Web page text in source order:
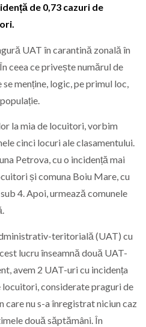
de 0,73 cazuri de
UAT în carantină zonală în
ceea ce privește numărul de
menține, logic, pe primul loc,
la mia de locuitori, vorbim
cinci locuri ale clasamentului.
Petrova, cu o incidență mai
și comuna Boiu Mare, cu
4. Apoi, urmează comunele
teritorială (UAT) cu
lucru înseamnă două UAT-
avem 2 UAT-uri cu incidența
locuitori, considerate praguri de
care nu s-a înregistrat niciun caz
două săptămâni. În